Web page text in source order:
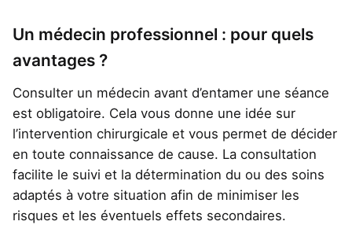
Un médecin professionnel : pour quels
avantages ?
Consulter un médecin avant d’entamer une séance
est obligatoire. Cela vous donne une idée sur
l’intervention chirurgicale et vous permet de décider
en toute connaissance de cause. La consultation
facilite le suivi et la détermination du ou des soins
adaptés à votre situation afin de minimiser les
risques et les éventuels effets secondaires.